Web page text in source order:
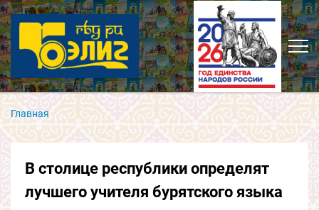
Главная
В столице республики определят
лучшего учителя бурятского языка